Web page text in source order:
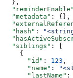
  },
  "reminderEnable"
  "metadata"
: {},
  "hash"
:
  "siblings"
: [
    {
      "id"
: 123 ,
      "name"
:
      "lastName"
: